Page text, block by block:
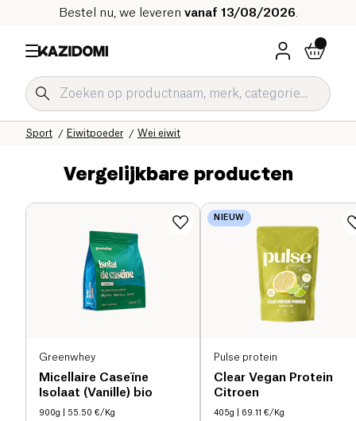
Bestel nu, we leveren vanaf 13/08/2026
Wei eiwit
Eiwitpoeder
Sport
Onze biologische catalogus
Home
Vergelijkbare producten
Greenwhey
Micellaire Caseïne
Isolaat (Vanille) bio
900g | 55.50 €/Kg
NIEUW
Pulse protein
Clear Vegan Protein
Citroen
405g | 69.11 €/Kg